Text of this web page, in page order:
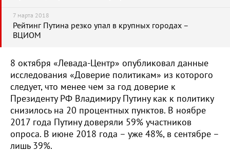
7 марта 2018
Рейтинг Путина резко упал в крупных городах –
ВЦИОМ
8 октября «Левада-Центр» опубликовал данные
исследования «Доверие политикам» из которого
следует, что менее чем за год доверие к
Президенту РФ Владимиру Путину как к политику
снизилось на 20 процентных пунктов. В ноябре
2017 года Путину доверяли 59% участников
опроса. В июне 2018 года – уже 48%, в сентябре –
лишь 39%.